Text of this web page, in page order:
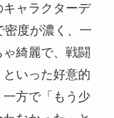
ャラクターデ
密度が濃く、一
綺麗で、戦闘
いった好意的
方で「もう少